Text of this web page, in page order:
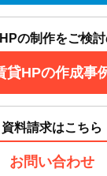
の制作をご検
貸HPの作成事
資料請求はこちら
お問い合わせ